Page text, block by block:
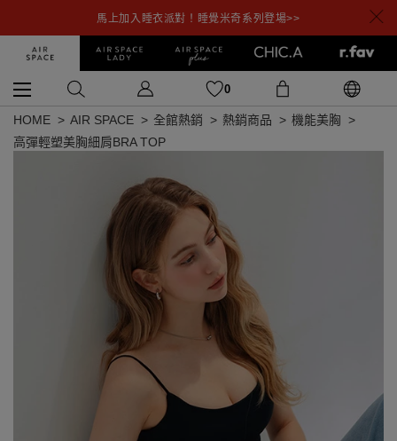
馬上加入睡衣派對！睡覺米奇系列登場>>
0
HOME AIR SPACE 全館熱銷 熱銷商品
機能美胸
高彈輕塑美胸細肩BRA TOP